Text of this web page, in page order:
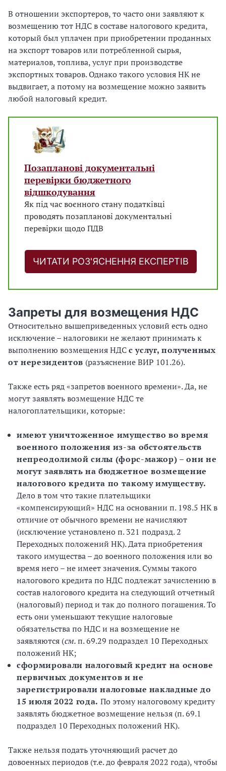
В отношении экспортеров, то часто они заявляют к
возмещению тот НДС в составе налогового кредита,
который был уплачен при приобретении проданных
на экспорт товаров или потребленной сырья,
материалов, топлива, услуг при производстве
экспортных товаров. Однако такого условия НК не
выдвигает, а потому на возмещение можно заявить
любой налоговый кредит.
Позапланові документальні
перевірки бюджетного
відшкодування
Як під час воєнного стану податківці
проводять позапланові документальні
перевірки щодо ПДВ
ЧИТАТИ РОЗ'ЯСНЕННЯ ЕКСПЕРТІВ
Запреты для возмещения НДС
Относительно вышеприведенных условий есть одно
исключение – налоговики не желают принимать к
выполнению возмещения НДСс услуг, полученных
от нерезидентов (разъяснение ВИР 101.26).
Также есть ряд «запретов военного времени». Да, не
могут заявлять возмещение НДС те
налогоплательщики, которые:
имеют уничтоженное имущество во время
военного положения из-за обстоятельств
непреодолимой силы (форс-мажор) – они не
могут заявлять на бюджетное возмещение
налогового кредита по такому имуществу.
Дело в том что такие плательщики
«компенсирующий» НДС на основании п. 198.5 НК в
отличие от обычного времени не начисляют
(исключение установлено п. 321 подразд. 2
Переходных положений НК). Дата приобретения
такого имущества – до военного положения или во
время него – не имеет значения. Суммы такого
налогового кредита по НДС подлежат зачислению в
состав налогового кредита на следующий отчетный
(налоговый) период и так до полного погашения. То
есть они уменьшают текущие налоговые
обязательства по НДС и на возмещение не
заявляются (см.п. 69.29 подраздел 10 Переходных
положений НК;
сформировали налоговый кредит на основе
первичных документов и не
зарегистрировали налоговые накладные до
15 июля 2022 года. По этому налоговому кредиту
заявлять бюджетное возмещение нельзя (п. 69.1
подраздел 10 Переходных положений НК).
Также нельзя подать уточняющий расчет до
довоенных периодов (т.е. до февраля 2022 года), чтобы